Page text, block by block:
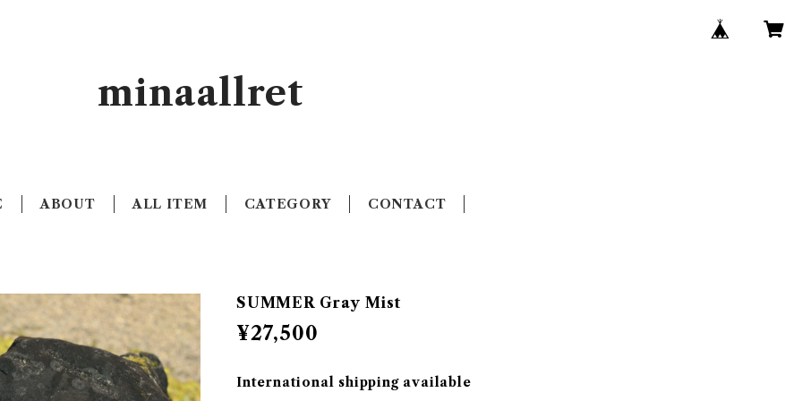
minaallret
ABOUT ALL ITEM CATEGORY CONTACT
SUMMER Gray Mist
¥27,500
International shipping available